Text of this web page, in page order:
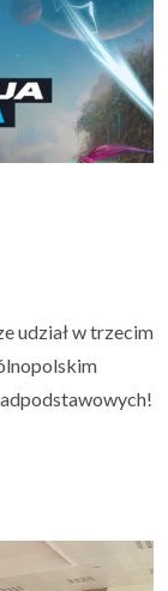
udział w trzecim